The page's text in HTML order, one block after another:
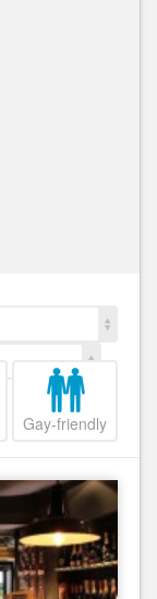
Gay-friendly